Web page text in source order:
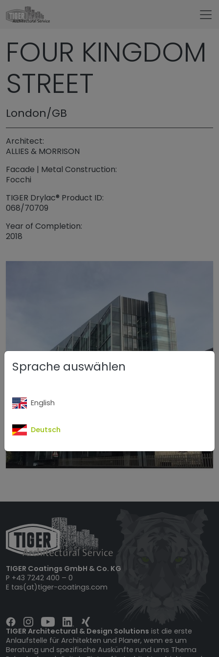
Referenzen
FOUR KINGDOM
STREET
London/GB
Architect:
ALLIES & MORRISON
Facade | Metal Construction:
Focchi
TIGER Drylac® Product ID:
068/70709
Year of Completion:
2018
TIGER Coatings GmbH & Co. KG
P +43 7242 400 – 0
E tas(at)tiger-coatings.com
TIGER Architectural & Design Solutions ist die erste
Anlaufstelle für Architekten und Planer, wenn es um
Beratung und spezifische Auskünfte rund ums Thema
Sprache auswählen
English
Deutsch